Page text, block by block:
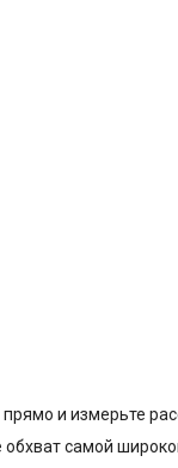
прямо и измерьте
обхват самой